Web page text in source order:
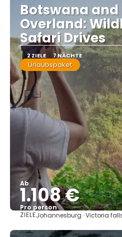
Botswana and
Overland:
Safari Drives
2 ZIELE 7 NÄCHTE
Urlaubspaket
Ab
1.108 €
Pro person
ZIELEJohannesburg · Victoria